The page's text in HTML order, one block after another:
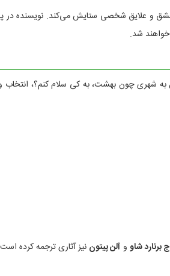
عشق و علایق شخصی ستایش می‌کند. نویسنده در
شد.
شهری چون بهشت، به کی سلام کنم؟، انتخاب و
برنارد شاو و آلن پیتون نیز آثاری ترجمه کرده